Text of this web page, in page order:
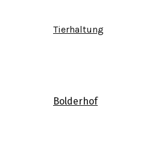
Tierhaltung
Bolderhof